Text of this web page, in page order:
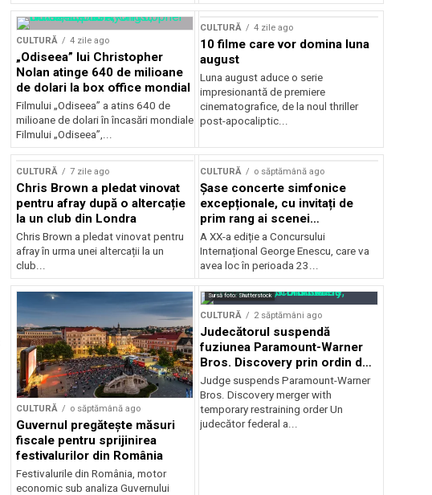
CULTURĂ 4 zile ago
„Odiseea” lui Christopher
Nolan atinge 640 de milioane
de dolari la box office mondial
Filmului „Odiseea” a atins 640 de
milioane de dolari în încasări mondiale
Filmului „Odiseea”,...
CULTURĂ 4 zile ago
10 filme care vor domina luna
august
Luna august aduce o serie
impresionantă de premiere
cinematografice, de la noul thriller
post-apocaliptic...
CULTURĂ 7 zile ago
Chris Brown a pledat vinovat
pentru afray după o altercație
la un club din Londra
Chris Brown a pledat vinovat pentru
afray în urma unei altercații la un
club...
CULTURĂ o săptămână ago
Șase concerte simfonice
excepționale, cu invitați de
prim rang ai scenei
internaționale și ansambluri
orchestrale românești de
prestigiu, în programul
Concursului Enescu 2026
A XX-a ediție a Concursului
Internațional George Enescu, care va
avea loc în perioada 23...
CULTURĂ o săptămână ago
Guvernul pregătește măsuri
fiscale pentru sprijinirea
festivalurilor din România
Festivalurile din România, motor
economic sub analiza Guvernului
Sursă foto: Shutterstock
CULTURĂ 2 săptămâni ago
Judecătorul suspendă
fuziunea Paramount-Warner
Bros. Discovery prin ordin de
restricție temporară
Judge suspends Paramount-Warner
Bros. Discovery merger with
temporary restraining order Un
judecător federal a...